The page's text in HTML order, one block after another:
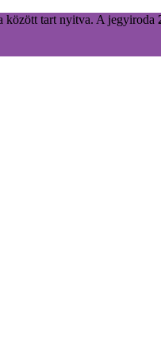
között tart nyitva. A jegyiroda